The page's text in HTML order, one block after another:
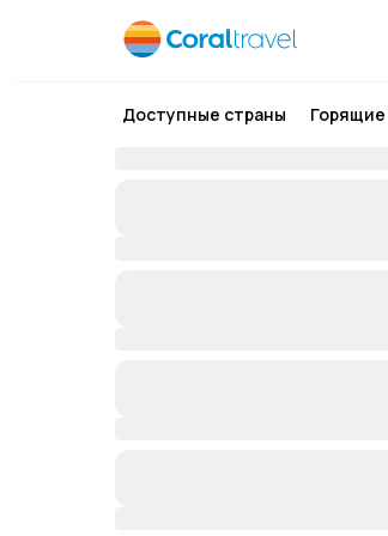
Доступные страны